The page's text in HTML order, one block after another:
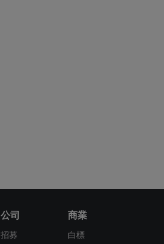
公司
招募
商業
白標